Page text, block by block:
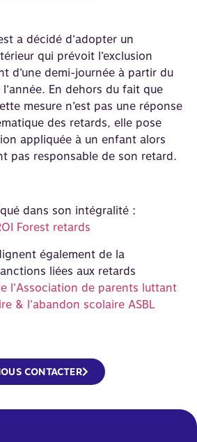
a décidé d’adopter un
qui prévoit l’exclusion
d’une demi-journée à partir du
En dehors du fait que
mesure n’est pas une réponse
des retards, elle pose
appliquée à un enfant alors
pas responsable de son retard.
dans son intégralité :
Forest retards
également de la
liées aux retards
l’Association de parents luttant
& l’abandon scolaire ASBL
CONTACTER